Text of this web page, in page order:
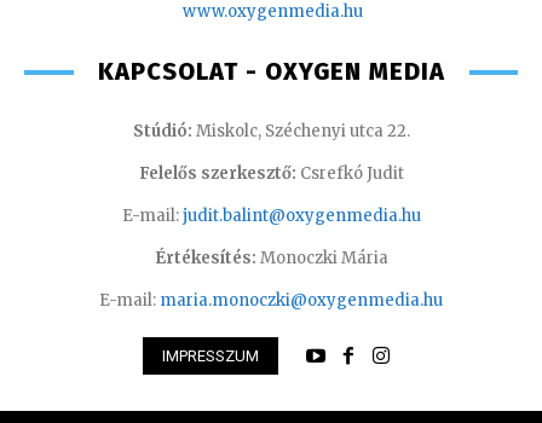
www.oxygenmedia.hu
KAPCSOLAT - OXYGEN MEDIA
Stúdió: Miskolc, Széchenyi utca 22.
Felelős szerkesztő: Csrefkó Judit
E-mail:judit.balint@oxygenmedia.hu
Értékesítés: Monoczki Mária
E-mail: maria.monoczki@oxygenmedia.hu
IMPRESSZUM